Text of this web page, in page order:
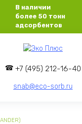
В наличии
более 50 тонн
адсорбентов
+7 (495) 212-16-40
snab@eco-sorb.ru